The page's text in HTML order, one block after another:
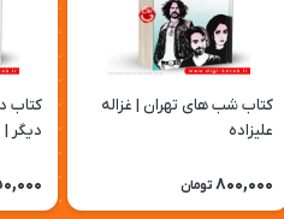
کتاب شب های تهران | غزاله
علیزاده
800,000 تومان
کتاب
دیگر |